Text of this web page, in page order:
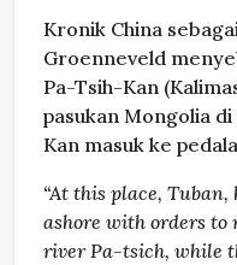
Kronik China
Groenneveld
Pa-Tsih-Kan
pasukan Mongolia
Kan masuk ke
“At this place,
ashore with orders to
river Pa-tsich, while